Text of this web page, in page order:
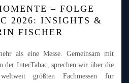
– FOLGE
2026: INSIGHTS &
FISCHER
als eine Messe. Gemeinsam mit
der InterTabac, sprechen wir über die
größten Fachmessen für